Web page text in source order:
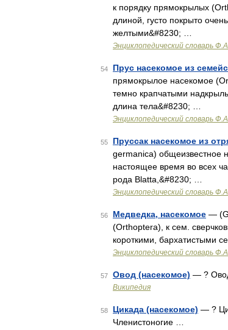
к порядку прямокрылых
длиной, густо покрыто
желтыми&#8230; …
Энциклопедический словарь
54 Прус насекомое из
прямокрылое насекомое
темно крапчатыми
длина тела&#8230; …
Энциклопедический словарь
55 Пруссак насекомое из
germanica) общеизвестное
настоящее время во всех
рода Blatta,&#8230; …
Энциклопедический словарь
56 Медведка, насекомое —
(Orthoptera), к сем.
короткими, бархатистыми
Энциклопедический словарь
57 Овод (насекомое) — ?
Википедия
58 Цикада (насекомое) — ?
Членистоногие …